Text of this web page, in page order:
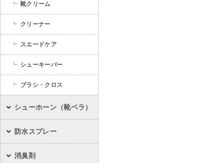
靴クリーム
クリーナー
スエードケア
シューキーパー
ブラシ・クロス
シューホーン（靴ベラ）
防水スプレー
消臭剤